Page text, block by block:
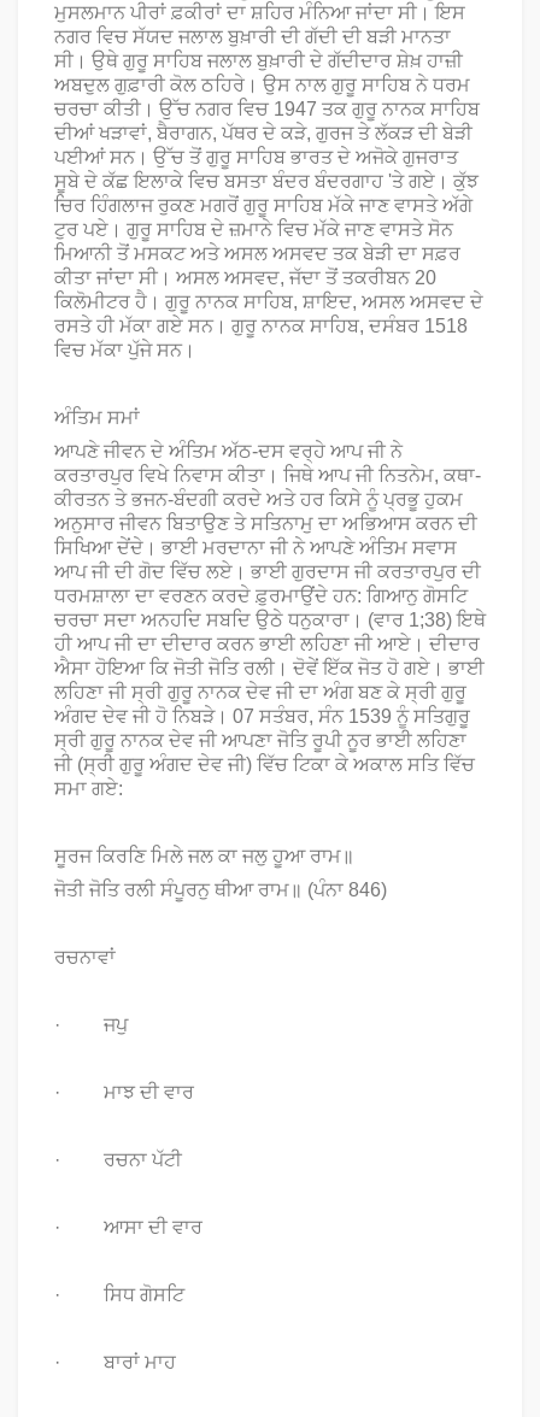
ਮੁਸਲਮਾਨ ਪੀਰਾਂ ਫ਼ਕੀਰਾਂ ਦਾ ਸ਼ਹਿਰ ਮੰਨਿਆ ਜਾਂਦਾ ਸੀ। ਇਸ
ਨਗਰ ਵਿਚ ਸੱਯਦ ਜਲਾਲ ਬੁਖ਼ਾਰੀ ਦੀ ਗੱਦੀ ਦੀ ਬੜੀ ਮਾਨਤਾ
ਸੀ। ਉਥੇ ਗੁਰੂ ਸਾਹਿਬ ਜਲਾਲ ਬੁਖ਼ਾਰੀ ਦੇ ਗੱਦੀਦਾਰ ਸ਼ੇਖ਼ ਹਾਜ਼ੀ
ਅਬਦੁਲ ਗੁਫ਼ਾਰੀ ਕੋਲ ਠਹਿਰੇ। ਉਸ ਨਾਲ ਗੁਰੂ ਸਾਹਿਬ ਨੇ ਧਰਮ
ਚਰਚਾ ਕੀਤੀ। ਉੱਚ ਨਗਰ ਵਿਚ 1947 ਤਕ ਗੁਰੂ ਨਾਨਕ ਸਾਹਿਬ
ਦੀਆਂ ਖੜਾਵਾਂ, ਬੈਰਾਗਨ, ਪੱਥਰ ਦੇ ਕੜੇ, ਗੁਰਜ ਤੇ ਲੱਕੜ ਦੀ ਬੇੜੀ
ਪਈਆਂ ਸਨ। ਉੱਚ ਤੋਂ ਗੁਰੂ ਸਾਹਿਬ ਭਾਰਤ ਦੇ ਅਜੋਕੇ ਗੁਜਰਾਤ
ਸੂਬੇ ਦੇ ਕੱਛ ਇਲਾਕੇ ਵਿਚ ਬਸਤਾ ਬੰਦਰ ਬੰਦਰਗਾਹ 'ਤੇ ਗਏ। ਕੁੱਝ
ਚਿਰ ਹਿੰਗਲਾਜ ਰੁਕਣ ਮਗਰੋਂ ਗੁਰੂ ਸਾਹਿਬ ਮੱਕੇ ਜਾਣ ਵਾਸਤੇ ਅੱਗੇ
ਟੁਰ ਪਏ। ਗੁਰੂ ਸਾਹਿਬ ਦੇ ਜ਼ਮਾਨੇ ਵਿਚ ਮੱਕੇ ਜਾਣ ਵਾਸਤੇ ਸੋਨ
ਮਿਆਨੀ ਤੋਂ ਮਸਕਟ ਅਤੇ ਅਸਲ ਅਸਵਦ ਤਕ ਬੇੜੀ ਦਾ ਸਫ਼ਰ
ਕੀਤਾ ਜਾਂਦਾ ਸੀ। ਅਸਲ ਅਸਵਦ, ਜੱਦਾ ਤੋਂ ਤਕਰੀਬਨ 20
ਕਿਲੋਮੀਟਰ ਹੈ। ਗੁਰੂ ਨਾਨਕ ਸਾਹਿਬ, ਸ਼ਾਇਦ, ਅਸਲ ਅਸਵਦ ਦੇ
ਰਸਤੇ ਹੀ ਮੱਕਾ ਗਏ ਸਨ। ਗੁਰੂ ਨਾਨਕ ਸਾਹਿਬ, ਦਸੰਬਰ 1518
ਵਿਚ ਮੱਕਾ ਪੁੱਜੇ ਸਨ।
ਅੰਤਿਮ ਸਮਾਂ
ਆਪਣੇ ਜੀਵਨ ਦੇ ਅੰਤਿਮ ਅੱਠ-ਦਸ ਵਰ੍ਹੇ ਆਪ ਜੀ ਨੇ
ਕਰਤਾਰਪੁਰ ਵਿਖੇ ਨਿਵਾਸ ਕੀਤਾ। ਜਿਥੇ ਆਪ ਜੀ ਨਿਤਨੇਮ, ਕਥਾ-
ਕੀਰਤਨ ਤੇ ਭਜਨ-ਬੰਦਗੀ ਕਰਦੇ ਅਤੇ ਹਰ ਕਿਸੇ ਨੂੰ ਪ੍ਰਭੂ ਹੁਕਮ
ਅਨੁਸਾਰ ਜੀਵਨ ਬਿਤਾਉਣ ਤੇ ਸਤਿਨਾਮੁ ਦਾ ਅਭਿਆਸ ਕਰਨ ਦੀ
ਸਿਖਿਆ ਦੇਂਦੇ। ਭਾਈ ਮਰਦਾਨਾ ਜੀ ਨੇ ਆਪਣੇ ਅੰਤਿਮ ਸਵਾਸ
ਆਪ ਜੀ ਦੀ ਗੋਦ ਵਿੱਚ ਲਏ। ਭਾਈ ਗੁਰਦਾਸ ਜੀ ਕਰਤਾਰਪੁਰ ਦੀ
ਧਰਮਸ਼ਾਲਾ ਦਾ ਵਰਣਨ ਕਰਦੇ ਫ਼ੁਰਮਾਉਂਦੇ ਹਨ: ਗਿਆਨੁ ਗੋਸਟਿ
ਚਰਚਾ ਸਦਾ ਅਨਹਦਿ ਸਬਦਿ ਉਠੇ ਧਨੁਕਾਰਾ। (ਵਾਰ 1;38) ਇਥੇ
ਹੀ ਆਪ ਜੀ ਦਾ ਦੀਦਾਰ ਕਰਨ ਭਾਈ ਲਹਿਣਾ ਜੀ ਆਏ। ਦੀਦਾਰ
ਐਸਾ ਹੋਇਆ ਕਿ ਜੋਤੀ ਜੋਤਿ ਰਲੀ। ਦੋਵੇਂ ਇੱਕ ਜੋਤ ਹੋ ਗਏ। ਭਾਈ
ਲਹਿਣਾ ਜੀ ਸ੍ਰੀ ਗੁਰੂ ਨਾਨਕ ਦੇਵ ਜੀ ਦਾ ਅੰਗ ਬਣ ਕੇ ਸ੍ਰੀ ਗੁਰੂ
ਅੰਗਦ ਦੇਵ ਜੀ ਹੋ ਨਿਬੜੇ। 07 ਸਤੰਬਰ, ਸੰਨ 1539 ਨੂੰ ਸਤਿਗੁਰੂ
ਸ੍ਰੀ ਗੁਰੂ ਨਾਨਕ ਦੇਵ ਜੀ ਆਪਣਾ ਜੋਤਿ ਰੂਪੀ ਨੂਰ ਭਾਈ ਲਹਿਣਾ
ਜੀ (ਸ੍ਰੀ ਗੁਰੂ ਅੰਗਦ ਦੇਵ ਜੀ) ਵਿੱਚ ਟਿਕਾ ਕੇ ਅਕਾਲ ਸਤਿ ਵਿੱਚ
ਸਮਾ ਗਏ:
ਸੂਰਜ ਕਿਰਣਿ ਮਿਲੇ ਜਲ ਕਾ ਜਲੁ ਹੂਆ ਰਾਮ॥
ਜੋਤੀ ਜੋਤਿ ਰਲੀ ਸੰਪੂਰਨੁ ਥੀਆ ਰਾਮ॥ (ਪੰਨਾ 846)
ਰਚਨਾਵਾਂ
· ਜਪੁ
· ਮਾਝ ਦੀ ਵਾਰ
· ਰਚਨਾ ਪੱਟੀ
· ਆਸਾ ਦੀ ਵਾਰ
· ਸਿਧ ਗੋਸਟਿ
· ਬਾਰਾਂ ਮਾਹ